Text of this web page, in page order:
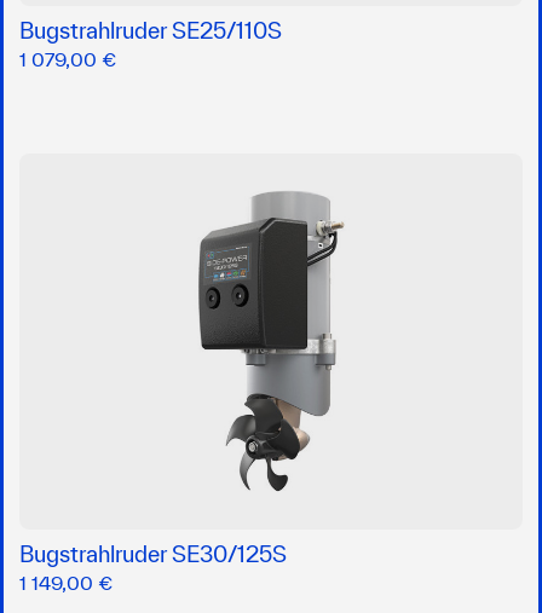
Bugstrahlruder SE25/110S
1 079,00 €
Bugstrahlruder SE30/125S
1 149,00 €